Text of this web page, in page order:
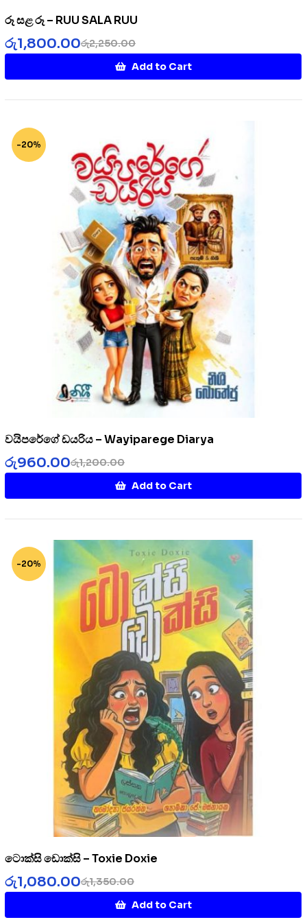
රූ සළ රූ – RUU SALA RUU
රු2,250.00
රු1,800.00
Add to Cart
-20%
වයිපරේගේ ඩයරිය – Wayiparege Diarya
රු1,200.00
රු960.00
Add to Cart
-20%
ටොක්සි ඩොක්සි – Toxie Doxie
රු1,350.00
රු1,080.00
Add to Cart